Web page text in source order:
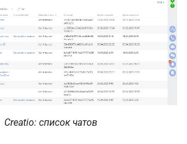
Creatio: список чатов